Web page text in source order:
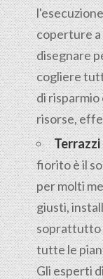
coperture
disegnare
cogliere
di
risorse,
fiorito è il
per molti
giusti,
soprattutto
tutte le
Gli esperti